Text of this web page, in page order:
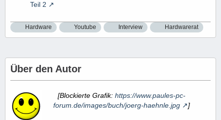
Teil 2
Hardware Youtube Interview Hardwarerat
Über den Autor
[Blockierte Grafik: https://www.paules-pc-
forum.de/images/buch/joerg-haehnle.jpg
]